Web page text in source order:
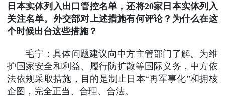
日本实体列入出口管控名单，还将20家日本实体列入
关注名单。外交部对上述措施有何评论？为什么在这
个时候出台这些措施？
毛宁：具体问题建议向中方主管部门了解。为维
护国家安全和利益、履行防扩散等国际义务，中方依
法依规采取措施，目的是制止日本“再军事化”和拥核
企图，完全正当、合理、合法。